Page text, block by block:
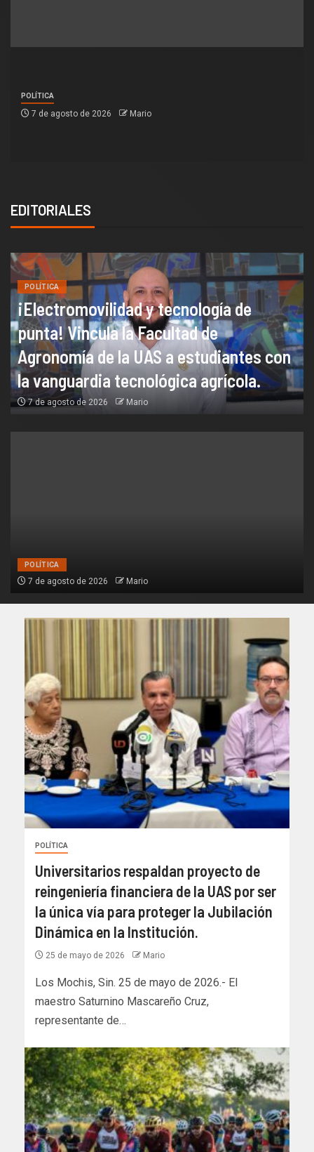
POLÍTICA
7 de agosto de 2026 Mario
EDITORIALES
POLÍTICA
¡Electromovilidad y tecnología de
punta! Vincula la Facultad de
Agronomía de la UAS a estudiantes con
la vanguardia tecnológica agrícola.
7 de agosto de 2026 Mario
POLÍTICA
7 de agosto de 2026 Mario
POLÍTICA
Universitarios respaldan proyecto de
reingeniería financiera de la UAS por ser
la única vía para proteger la Jubilación
Dinámica en la Institución.
25 de mayo de 2026 Mario
Los Mochis, Sin. 25 de mayo de 2026.- El
maestro Saturnino Mascareño Cruz,
representante de…